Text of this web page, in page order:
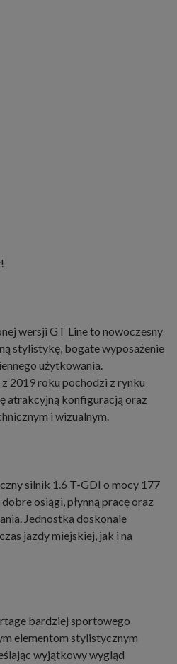
wersji GT Line to nowoczesny
stylistykę, bogate wyposażenie
użytkowania.
2019 roku pochodzi z rynku
atrakcyjną konfiguracją oraz
i wizualnym.
silnik 1.6 T-GDI o mocy 177
osiągi, płynną pracę oraz
Jednostka doskonale
jazdy miejskiej, jak i na
bardziej sportowego
elementom stylistycznym
wyjątkowy wygląd